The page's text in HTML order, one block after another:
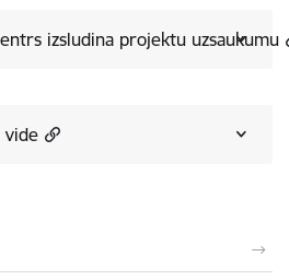
izsludina projektu uzsaukumu
vide